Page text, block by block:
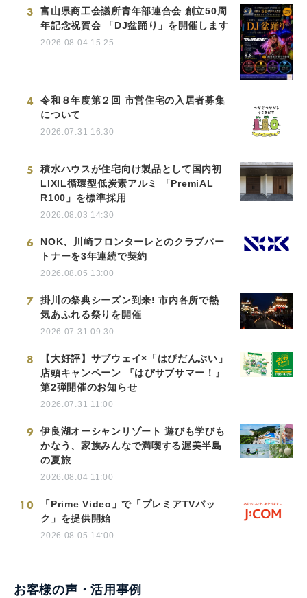
3
富山県商工会議所青年部連合会 創立50周
年記念祝賀会 「DJ盆踊り」を開催します
2026.08.04 15:25
4
令和８年度第２回 市営住宅の入居者募集
について
2026.07.31 16:30
5
積水ハウスが住宅向け製品として国内初
LIXIL循環型低炭素アルミ 「PremiAL
R100」を標準採用
2026.08.03 14:30
6
NOK、川崎フロンターレとのクラブパー
トナーを3年連続で契約
2026.08.05 13:00
7
掛川の祭典シーズン到来! 市内各所で熱
気あふれる祭りを開催
2026.07.31 09:30
8
【大好評】サブウェイ×「はぴだんぶい」
店頭キャンペーン 『はぴサブサマー！』
第2弾開催のお知らせ
2026.07.31 11:00
9
伊良湖オーシャンリゾート 遊びも学びも
かなう、家族みんなで満喫する渥美半島
の夏旅
2026.08.04 11:00
10
「Prime Video」で「プレミアTVパッ
ク」を提供開始
2026.08.05 14:00
お客様の声・活用事例